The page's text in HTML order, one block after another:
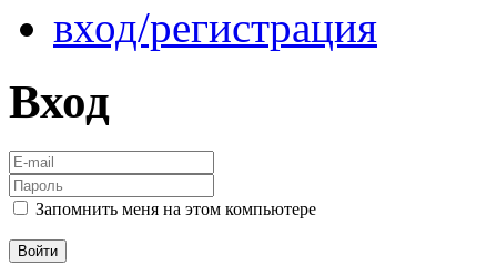
вход/регистрация
Вход
Запомнить меня на этом компьютере